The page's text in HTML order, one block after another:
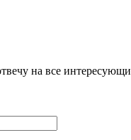
на все